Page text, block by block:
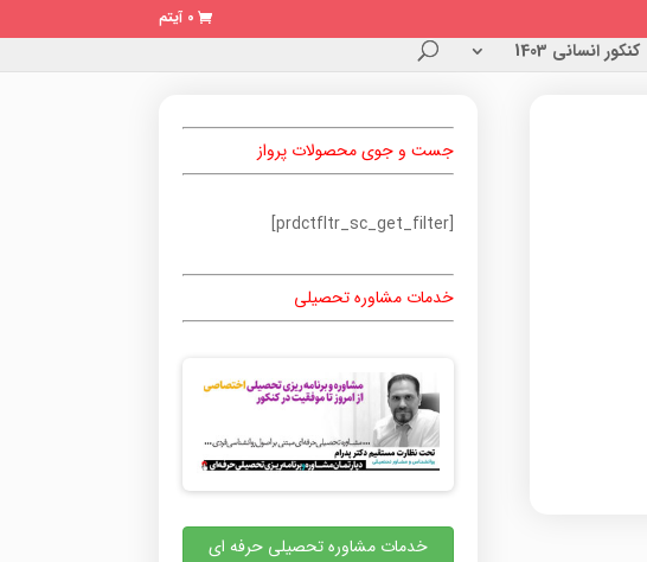
0 آیتم
کنکور انسانی 1403
جست و جوی محصولات پرواز
[prdctfltr_sc_get_filter]
خدمات مشاوره تحصیلی
خدمات مشاوره تحصیلی حرفه ای